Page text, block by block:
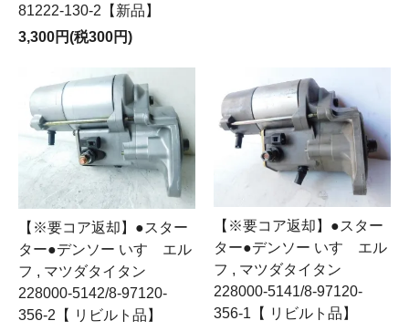
81222-130-2【新品】
3,300円(税300円)
【※要コア返却】●スター
ター●デンソー いすゞエル
フ , マツダタイタン
228000-5142/8-97120-
356-2【 リビルト品】
【※要コア返却】●スター
ター●デンソー いすゞエル
フ , マツダタイタン
228000-5141/8-97120-
356-1【 リビルト品】